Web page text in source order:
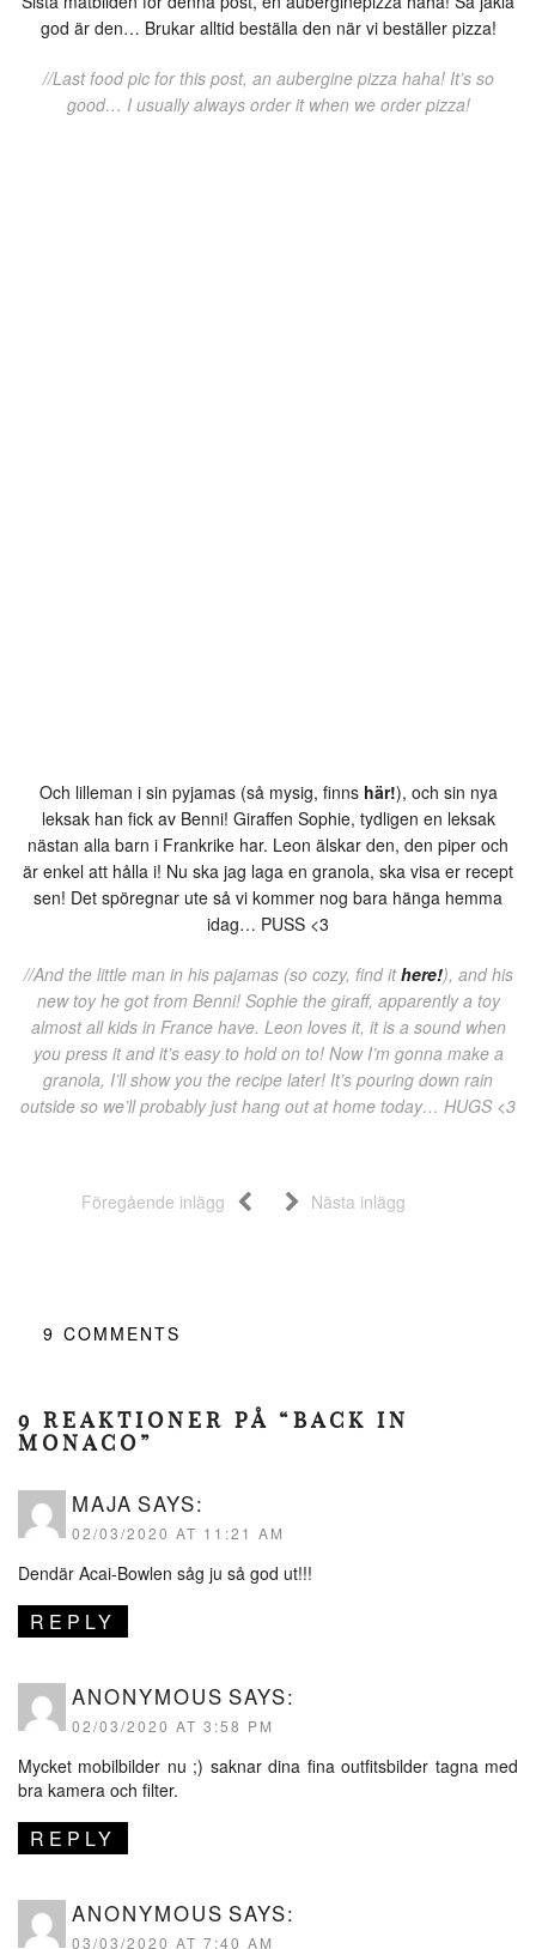
god är den… Brukar alltid beställa den när vi beställer pizza!
//Last food pic for this post, an aubergine pizza haha! It’s so
good… I usually always order it when we order pizza!
Och lilleman i sin pyjamas (så mysig, finns här!), och sin nya
leksak han fick av Benni! Giraffen Sophie, tydligen en leksak
nästan alla barn i Frankrike har. Leon älskar den, den piper och
är enkel att hålla i! Nu ska jag laga en granola, ska visa er recept
sen! Det spöregnar ute så vi kommer nog bara hänga hemma
idag… PUSS <3
//And the little man in his pajamas (so cozy, find ithere!), and his
new toy he got from Benni! Sophie the giraff, apparently a toy
almost all kids in France have. Leon loves it, it is a sound when
you press it and it’s easy to hold on to! Now I’m gonna make a
granola, I’ll show you the recipe later! It’s pouring down rain
outside so we’ll probably just hang out at home today… HUGS <3
Föregående inlägg Nästa inlägg
9 COMMENTS
9 REAKTIONER PÅ “BACK IN
MONACO”
MAJA SAYS:
02/03/2020 AT 11:21 AM
Dendär Acai-Bowlen såg ju så god ut!!!
REPLY
ANONYMOUS SAYS:
02/03/2020 AT 3:58 PM
Mycket mobilbilder nu ;) saknar dina fina outfitsbilder tagna med
bra kamera och filter.
REPLY
ANONYMOUS SAYS:
03/03/2020 AT 7:40 AM